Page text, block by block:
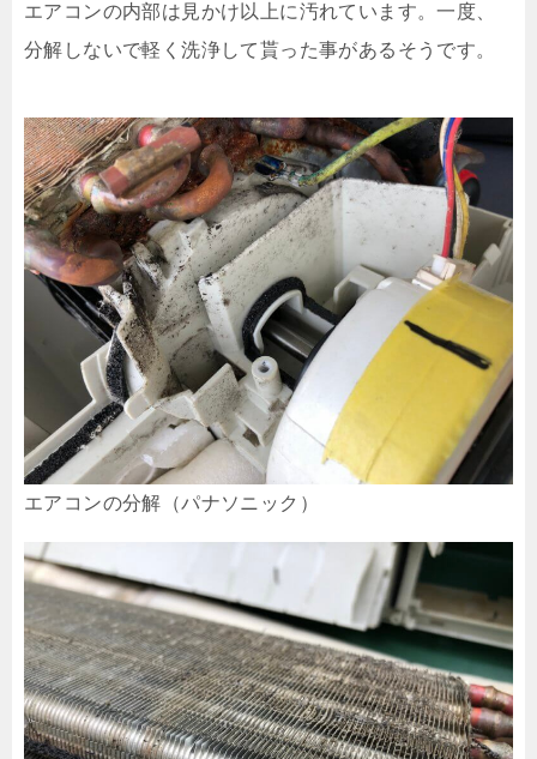
エアコンの内部は見かけ以上に汚れています。一度、
分解しないで軽く洗浄して貰った事があるそうです。
エアコンの分解（パナソニック）